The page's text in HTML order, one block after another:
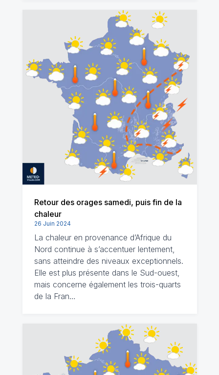
Retour des orages samedi, puis fin de la
chaleur
26 Juin 2024
La chaleur en provenance d’Afrique du
Nord continue à s’accentuer lentement,
sans atteindre des niveaux exceptionnels.
Elle est plus présente dans le Sud-ouest,
mais concerne également les trois-quarts
de la Fran…